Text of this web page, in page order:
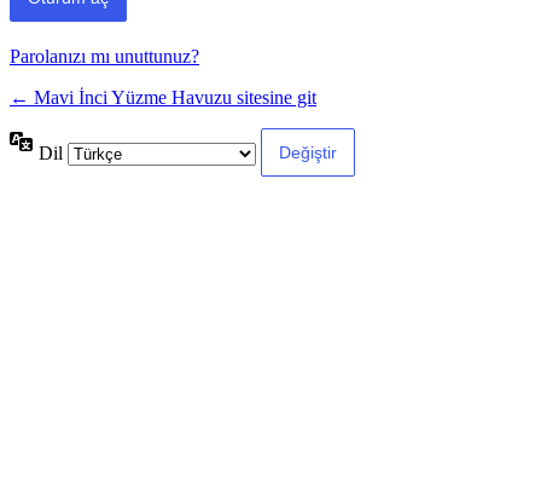
Parolanızı mı unuttunuz?
← Mavi İnci Yüzme Havuzu sitesine git
Dil